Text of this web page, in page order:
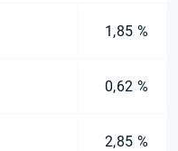
1,85 %
0,62 %
2,85 %